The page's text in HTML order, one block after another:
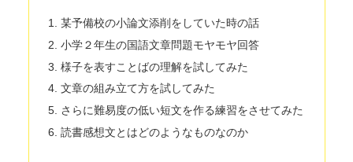
某予備校の小論文添削をしていた時の話
小学２年生の国語文章問題モヤモヤ回答
様子を表すことばの理解を試してみた
文章の組み立て方を試してみた
さらに難易度の低い短文を作る練習をさせてみた
読書感想文とはどのようなものなのか